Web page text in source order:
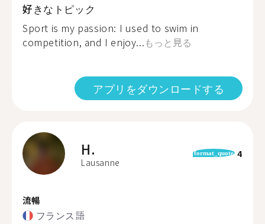
好きなトピック
Sport is my passion: I used to swim in
competition, and I enjoy...もっと見る
アプリをダウンロードする
H.
Lausanne
format_quote 4
流暢
フランス語